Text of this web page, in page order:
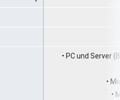
• PC und Server
•
•